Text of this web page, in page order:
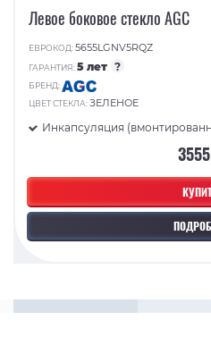
Левое боковое стекло AGC
ЕВРОКОД:5655LGNV5RQZ
ГАРАНТИЯ:5 лет ?
БРЕНД:
ЦВЕТ СТЕКЛА:ЗЕЛЕНОЕ
Инкапсуляция